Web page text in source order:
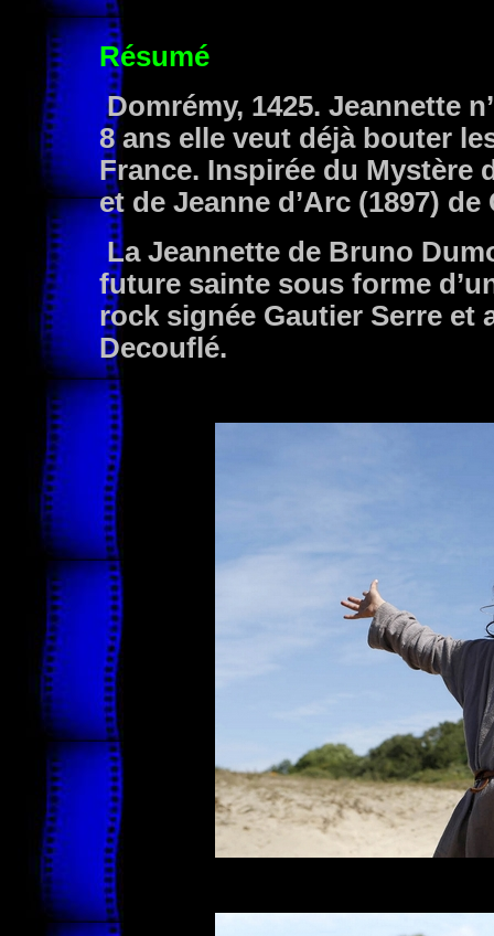
Résumé
Domrémy, 1425. Jeannette
8 ans elle veut déjà bouter
France. Inspirée du Mystère
et de Jeanne d’Arc (1897) de
La Jeannette de Bruno
future sainte sous forme
rock signée Gautier Serre et
Decouflé.